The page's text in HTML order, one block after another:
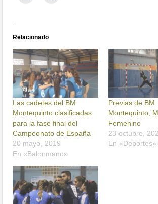
Relacionado
Las cadetes del BM
Montequinto clasificadas
para la fase final del
Campeonato de España
20 mayo, 2019
En «Balonmano»
Previas de BM
Montequinto,
Femenino
23 octubre,
En «Deportes»